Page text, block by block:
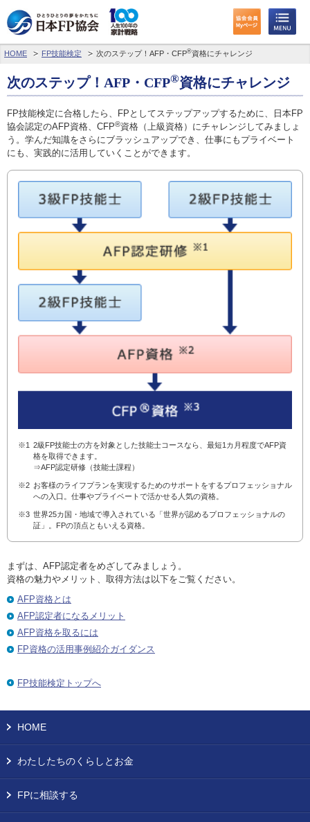
HOME FP技能検定 次のステップ！AFP・CFP®資格にチャレンジ
次のステップ！AFP・CFP®資格にチャレンジ
FP技能検定に合格したら、FPとしてステップアップするために、日本FP
協会認定のAFP資格、CFP®資格（上級資格）にチャレンジしてみましょ
う。学んだ知識をさらにブラッシュアップでき、仕事にもプライベート
にも、実践的に活用していくことができます。
※1 2級FP技能士の方を対象とした技能士コースなら、最短1カ月程度でAFP資
格を取得できます。
⇒AFP認定研修（技能士課程）
※2 お客様のライフプランを実現するためのサポートをするプロフェッショナル
への入口。仕事やプライベートで活かせる人気の資格。
※3 世界25カ国・地域で導入されている「世界が認めるプロフェッショナルの
証」。FPの頂点ともいえる資格。
まずは、AFP認定者をめざしてみましょう。
資格の魅力やメリット、取得方法は以下をご覧ください。
AFP資格とは
AFP認定者になるメリット
AFP資格を取るには
FP資格の活用事例紹介ガイダンス
FP技能検定トップへ
HOME
わたしたちのくらしとお金
FPに相談する